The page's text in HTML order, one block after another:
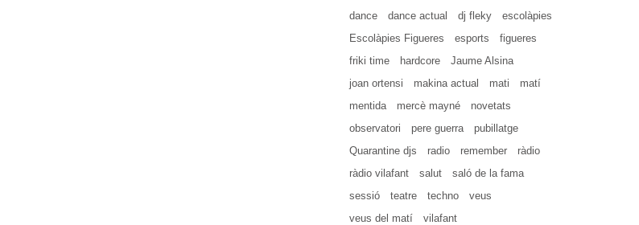
dance
dance actual dj fleky
escolàpies
Escolàpies Figueres
esports
figueres
friki time
hardcore
Jaume Alsina
joan ortensi
makina actual mati
matí
mentida
mercè mayné
novetats
observatori
pere guerra
pubillatge
Quarantine djs
radio remember
ràdio
ràdio vilafant
salut
saló de la fama
sessió
teatre techno
veus
veus del matí
vilafant